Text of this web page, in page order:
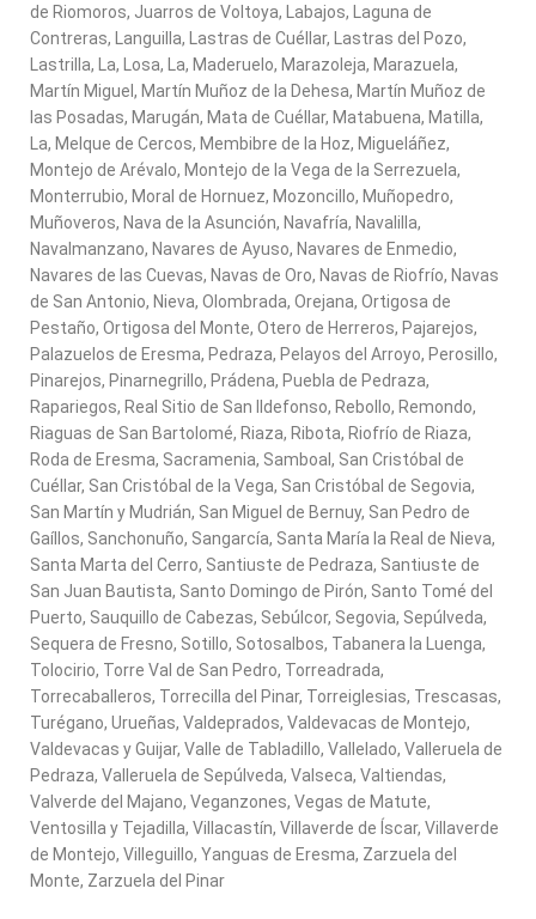
de Riomoros, Juarros de Voltoya, Labajos, Laguna de
Contreras, Languilla, Lastras de Cuéllar, Lastras del Pozo,
Lastrilla, La, Losa, La, Maderuelo, Marazoleja, Marazuela,
Martín Miguel, Martín Muñoz de la Dehesa, Martín Muñoz de
las Posadas, Marugán, Mata de Cuéllar, Matabuena, Matilla,
La, Melque de Cercos, Membibre de la Hoz, Migueláñez,
Montejo de Arévalo, Montejo de la Vega de la Serrezuela,
Monterrubio, Moral de Hornuez, Mozoncillo, Muñopedro,
Muñoveros, Nava de la Asunción, Navafría, Navalilla,
Navalmanzano, Navares de Ayuso, Navares de Enmedio,
Navares de las Cuevas, Navas de Oro, Navas de Riofrío, Navas
de San Antonio, Nieva, Olombrada, Orejana, Ortigosa de
Pestaño, Ortigosa del Monte, Otero de Herreros, Pajarejos,
Palazuelos de Eresma, Pedraza, Pelayos del Arroyo, Perosillo,
Pinarejos, Pinarnegrillo, Prádena, Puebla de Pedraza,
Rapariegos, Real Sitio de San Ildefonso, Rebollo, Remondo,
Riaguas de San Bartolomé, Riaza, Ribota, Riofrío de Riaza,
Roda de Eresma, Sacramenia, Samboal, San Cristóbal de
Cuéllar, San Cristóbal de la Vega, San Cristóbal de Segovia,
San Martín y Mudrián, San Miguel de Bernuy, San Pedro de
Gaíllos, Sanchonuño, Sangarcía, Santa María la Real de Nieva,
Santa Marta del Cerro, Santiuste de Pedraza, Santiuste de
San Juan Bautista, Santo Domingo de Pirón, Santo Tomé del
Puerto, Sauquillo de Cabezas, Sebúlcor, Segovia, Sepúlveda,
Sequera de Fresno, Sotillo, Sotosalbos, Tabanera la Luenga,
Tolocirio, Torre Val de San Pedro, Torreadrada,
Torrecaballeros, Torrecilla del Pinar, Torreiglesias, Trescasas,
Turégano, Urueñas, Valdeprados, Valdevacas de Montejo,
Valdevacas y Guijar, Valle de Tabladillo, Vallelado, Valleruela de
Pedraza, Valleruela de Sepúlveda, Valseca, Valtiendas,
Valverde del Majano, Veganzones, Vegas de Matute,
Ventosilla y Tejadilla, Villacastín, Villaverde de Íscar, Villaverde
de Montejo, Villeguillo, Yanguas de Eresma, Zarzuela del
Monte, Zarzuela del Pinar